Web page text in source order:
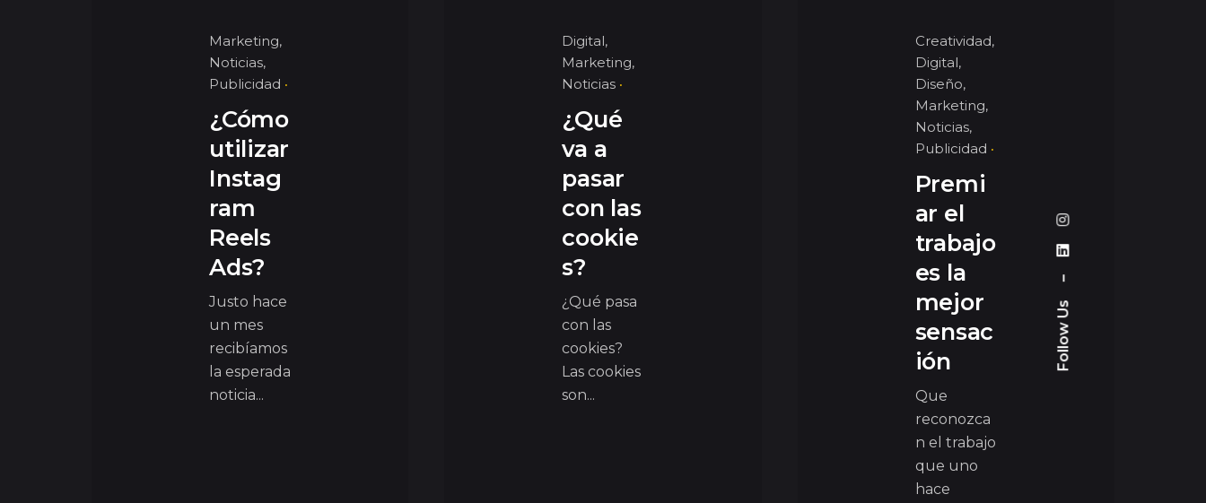
Follow Us
Marketing
Noticias
Publicidad
¿Cómo
utilizar
Instag
ram
Reels
Ads?
Justo hace
un mes
recibíamos
la esperada
noticia...
Digital
Marketing
Noticias
¿Qué
va a
pasar
con las
cookie
s?
¿Qué pasa
con las
cookies?
Las cookies
son...
Creatividad
Digital
Diseño
Marketing
Noticias
Publicidad
Premi
ar el
trabajo
es la
mejor
sensac
ión
Que
reconozca
n el trabajo
que uno
hace